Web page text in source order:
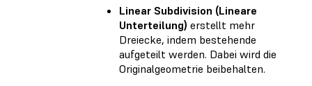
Linear Subdivision (Lineare
Unterteilung) erstellt mehr
Dreiecke, indem bestehende
aufgeteilt werden. Dabei wird die
Originalgeometrie beibehalten.